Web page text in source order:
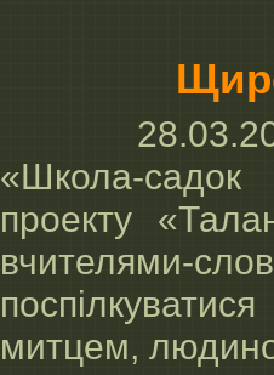
«Школа-
проекту
вчителями-
митцем,